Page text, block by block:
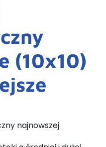
(10x10)
najnowszej